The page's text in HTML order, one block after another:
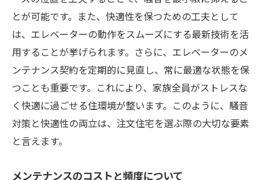
とが可能です。また、快適性を保つための工夫として
は、エレベーターの動作をスムーズにする最新技術を活
用することが挙げられます。さらに、エレベーターのメ
ンテナンス契約を定期的に見直し、常に最適な状態を保
つことも重要です。これにより、家族全員がストレスな
く快適に過ごせる住環境が整います。このように、騒音
対策と快適性の両立は、注文住宅を選ぶ際の大切な要素
と言えます。
メンテナンスのコストと頻度について